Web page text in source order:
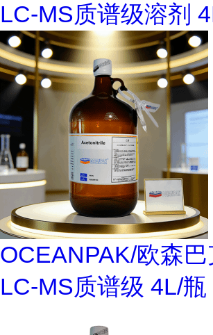
LC-MS质谱级溶剂
OCEANPAK/欧森
LC-MS质谱级 4L/瓶